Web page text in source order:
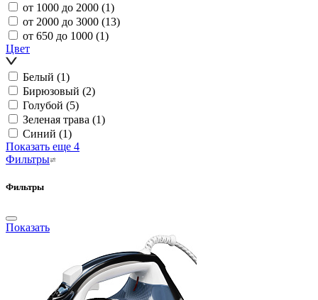
от 1000 до 2000 (1)
от 2000 до 3000 (13)
от 650 до 1000 (1)
Цвет
Белый (1)
Бирюзовый (2)
Голубой (5)
Зеленая трава (1)
Синий (1)
Показать еще 4
Фильтры
Фильтры
Показать